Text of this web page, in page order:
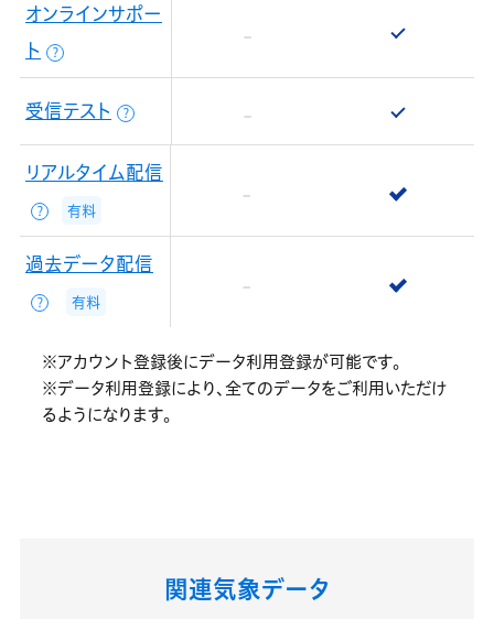
オンラインサポー
ト
？
受信テスト ？
リアルタイム配信
？ 有料
過去データ配信
？ 有料
※アカウント登録後にデータ利用登録が可能です。
※データ利用登録により、全てのデータをご利用いただけ
るようになります。
関連気象データ